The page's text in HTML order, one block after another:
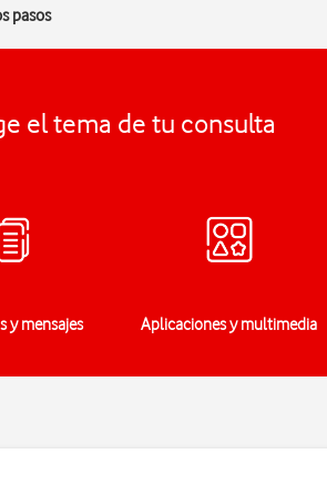
pasos
el tema de tu consulta
y mensajes Aplicaciones y multimedia